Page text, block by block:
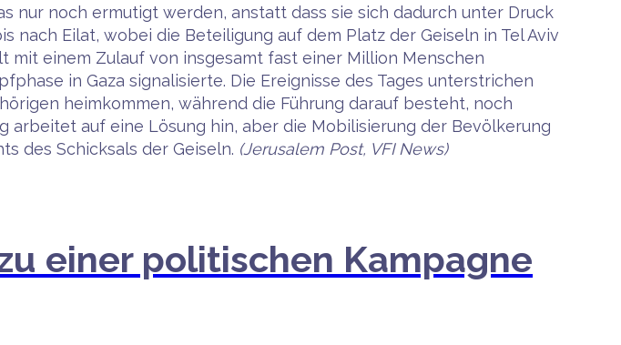
nur noch ermutigt werden, anstatt dass sie sich dadurch unter Druck
Eilat, wobei die Beteiligung auf dem Platz der Geiseln in Tel Aviv
einem Zulauf von insgesamt fast einer Million Menschen
in Gaza signalisierte. Die Ereignisse des Tages unterstrichen
heimkommen, während die Führung darauf besteht, noch
arbeitet auf eine Lösung hin, aber die Mobilisierung der Bevölkerung
des Schicksals der Geiseln. (Jerusalem Post, VFI News)
einer politischen Kampagne